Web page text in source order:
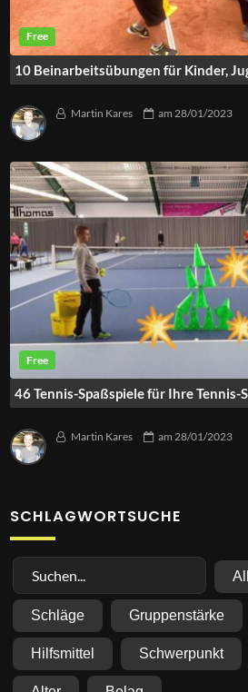
10 Beinarbeitsübungen für Kinder,
Martin Kares am 28/01/2023
46 Tennis-Spaßspiele für Ihre Tennis-
Martin Kares am 28/01/2023
SCHLAGWORTSUCHE
Schläge Gruppenstärke
Hilfsmittel Schwerpunkt